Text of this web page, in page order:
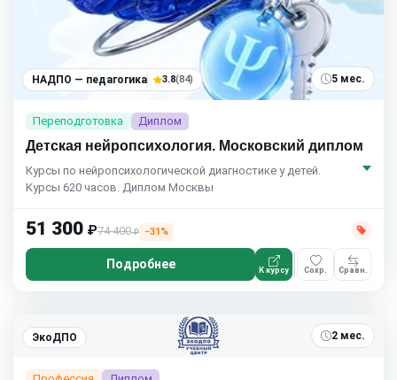
НАДПО — педагогика 3.8(84) 5 мес.
Переподготовка Диплом
Детская нейропсихология. Московский диплом
Курсы по нейропсихологической диагностике у детей.
Курсы 620 часов. Диплом Москвы
51 300 ₽74 400₽ −31%
Подробнее К курсу Сохр. Сравн.
ЭкоДПО 2 мес.